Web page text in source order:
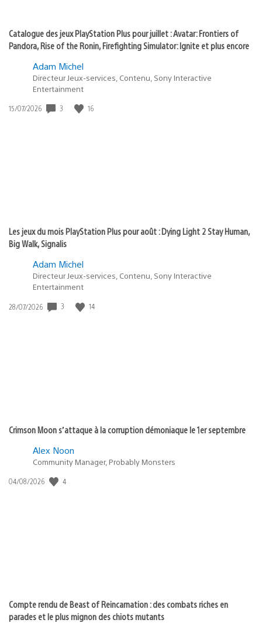
Catalogue des jeux PlayStation Plus pour juillet : Avatar: Frontiers of
Pandora, Rise of the Ronin, Firefighting Simulator: Ignite et plus encore
Adam Michel
Directeur Jeux-services, Contenu, Sony Interactive
Entertainment
Date
15/07/2026 3 16
Les jeux du mois PlayStation Plus pour août : Dying Light 2 Stay Human,
Big Walk, Signalis
Adam Michel
Directeur Jeux-services, Contenu, Sony Interactive
Entertainment
Date
28/07/2026 3 14
Crimson Moon s’attaque à la corruption démoniaque le 1er septembre
Alex Noon
Community Manager, Probably Monsters
Date
04/08/2026 4
Compte rendu de Beast of Reincarnation : des combats riches en
parades et le plus mignon des chiots mutants